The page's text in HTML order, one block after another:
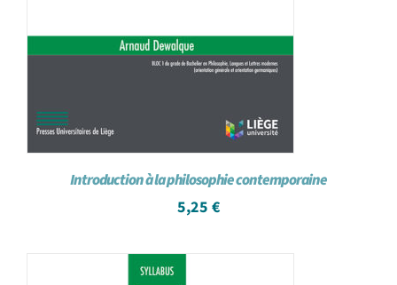
Introduction à la philosophie contemporaine
5,25 €